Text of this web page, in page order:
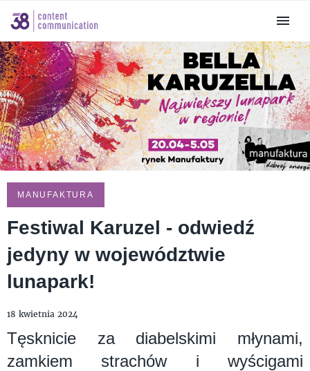
MANUFAKTURA
Festiwal Karuzel - odwiedź
jedyny w województwie
lunapark!
18 kwietnia 2024
Tęsknicie za diabelskimi młynami,
zamkiem strachów i wyścigami